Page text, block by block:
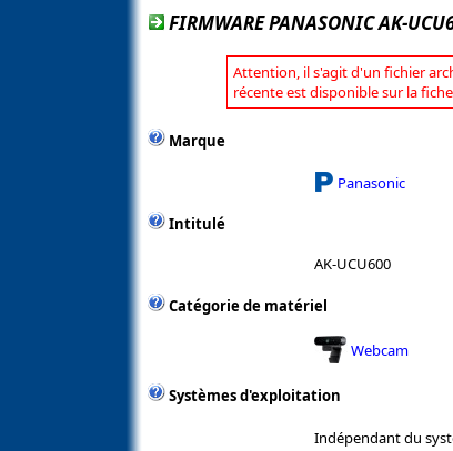
FIRMWARE PANASONIC AK-
Attention, il s'agit d'un fichier
récente est disponible sur la
Marque
Panasonic
Intitulé
AK-UCU600
Catégorie de matériel
Webcam
Systèmes d'exploitation
Indépendant du